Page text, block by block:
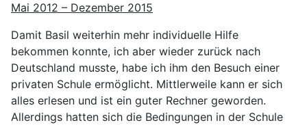
Mai 2012 – Dezember 2015
Damit Basil weiterhin mehr individuelle Hilfe
bekommen konnte, ich aber wieder zurück nach
Deutschland musste, habe ich ihm den Besuch einer
privaten Schule ermöglicht. Mittlerweile kann er sich
alles erlesen und ist ein guter Rechner geworden.
Allerdings hatten sich die Bedingungen in der Schule